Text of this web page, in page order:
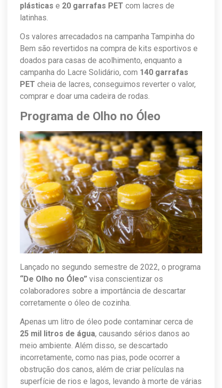
plásticas e 20 garrafas PET com lacres de
latinhas.
Os valores arrecadados na campanha Tampinha do
Bem são revertidos na compra de kits esportivos e
doados para casas de acolhimento, enquanto a
campanha do Lacre Solidário, com 140 garrafas
PET cheia de lacres, conseguimos reverter o valor,
comprar e doar uma cadeira de rodas.
Programa de Olho no Óleo
Lançado no segundo semestre de 2022, o programa
“De Olho no Óleo” visa conscientizar os
colaboradores sobre a importância de descartar
corretamente o óleo de cozinha.
Apenas um litro de óleo pode contaminar cerca de
25 mil litros de água, causando sérios danos ao
meio ambiente. Além disso, se descartado
incorretamente, como nas pias, pode ocorrer a
obstrução dos canos, além de criar películas na
superfície de rios e lagos, levando à morte de várias